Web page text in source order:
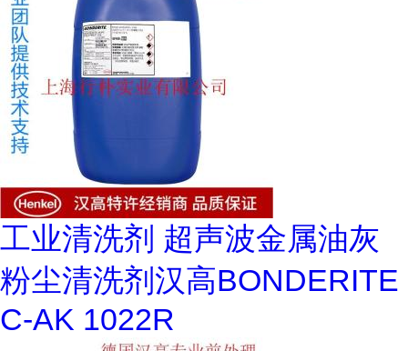
工业清洗剂 超声波金属油灰
粉尘清洗剂汉高BONDERITE
C-AK 1022R